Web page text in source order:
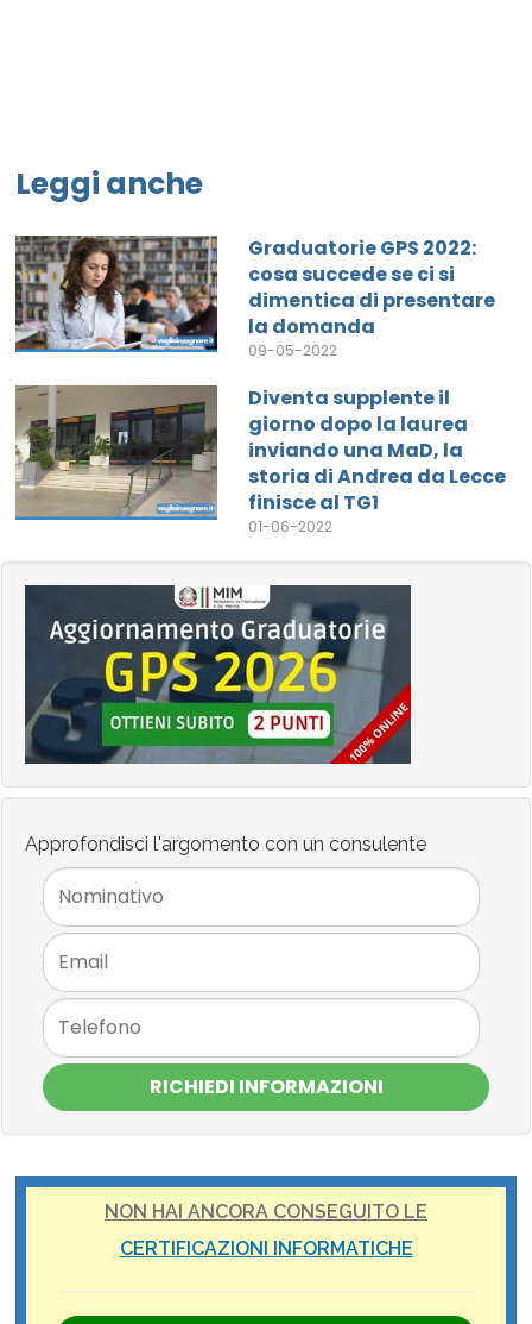
Leggi anche
Graduatorie GPS 2022:
cosa succede se ci si
dimentica di presentare
la domanda
09-05-2022
Diventa supplente il
giorno dopo la laurea
inviando una MaD, la
storia di Andrea da Lecce
finisce al TG1
01-06-2022
Approfondisci l'argomento con un consulente
RICHIEDI INFORMAZIONI
NON HAI ANCORA CONSEGUITO LE
CERTIFICAZIONI INFORMATICHE